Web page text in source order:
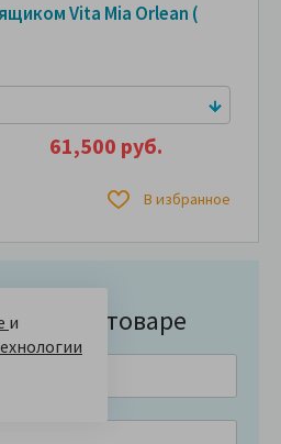
Vita Mia Orlean (
61,500 руб.
В избранное
о товаре
и